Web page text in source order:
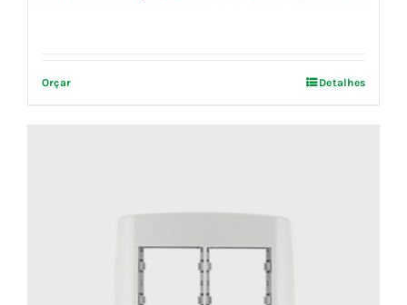
Orçar Detalhes